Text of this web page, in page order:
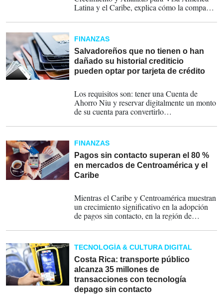
Latina y el Caribe, explica cómo la compañía
el “comercio agéntico”: un futuro en el que
agentes de IA buscarán, compararán y
comprarán en nombre del consumidor, sin
perder de vista la confianza, la privacidad y
la lucha contra el fraude.
FINANZAS
Salvadoreños que no tienen o han
dañado su historial crediticio
pueden optar por tarjeta de crédito
Los requisitos son: tener una Cuenta de
Ahorro Niu y reservar digitalmente un monto
de su cuenta para convertirlo
FINANZAS
Pagos sin contacto superan el 80 %
en mercados de Centroamérica y el
Caribe
Mientras el Caribe y Centroamérica muestran
un crecimiento significativo en la adopción
de pagos sin contacto, en la región de
este año, va en 75 %, superando a Estados
Unidos que ha crecido un 66 %, reporta
Visa.
TECNOLOGÍA & CULTURA DIGITAL
Costa Rica: transporte público
alcanza 35 millones de
transacciones con tecnología
depago sin contacto